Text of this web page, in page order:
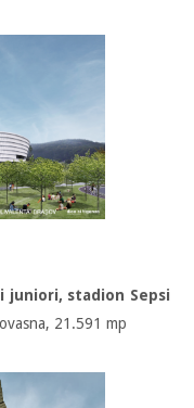
juniori, stadion Sepsi
21.591 mp